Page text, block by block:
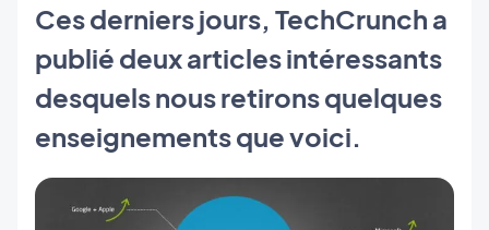
Ces derniers jours, TechCrunch a
publié deux articles intéressants
desquels nous retirons quelques
enseignements que voici.